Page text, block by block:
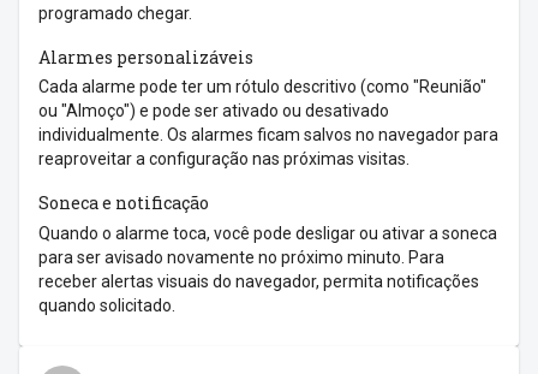
programado chegar.
Alarmes personalizáveis
Cada alarme pode ter um rótulo descritivo (como "Reunião"
ou "Almoço") e pode ser ativado ou desativado
individualmente. Os alarmes ficam salvos no navegador para
reaproveitar a configuração nas próximas visitas.
Soneca e notificação
Quando o alarme toca, você pode desligar ou ativar a soneca
para ser avisado novamente no próximo minuto. Para
receber alertas visuais do navegador, permita notificações
quando solicitado.